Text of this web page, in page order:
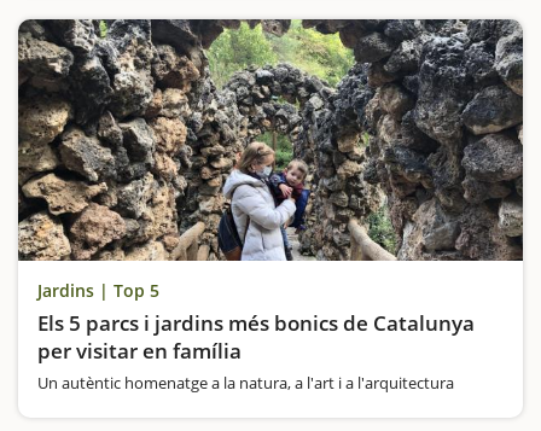
Jardins | Top 5
Els 5 parcs i jardins més bonics de Catalunya
per visitar en família
Un autèntic homenatge a la natura, a l'art i a l'arquitectura